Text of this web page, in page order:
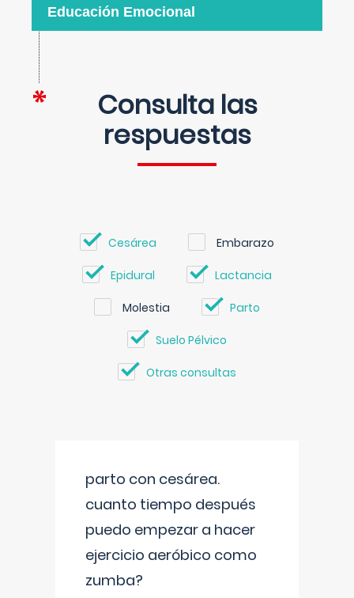
Educación Emocional
Consulta las
respuestas
Cesárea Embarazo
Epidural Lactancia
Molestia Parto
Suelo Pélvico
Otras consultas
parto con cesárea.
cuanto tiempo después
puedo empezar a hacer
ejercicio aeróbico como
zumba?